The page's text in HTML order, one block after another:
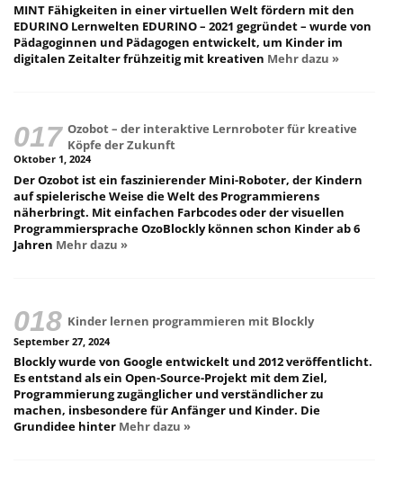
MINT Fähigkeiten in einer virtuellen Welt fördern mit den
EDURINO Lernwelten EDURINO – 2021 gegründet – wurde von
Pädagoginnen und Pädagogen entwickelt, um Kinder im
digitalen Zeitalter frühzeitig mit kreativen Mehr dazu »
Ozobot – der interaktive Lernroboter für kreative
Köpfe der Zukunft
Oktober 1, 2024
Der Ozobot ist ein faszinierender Mini-Roboter, der Kindern
auf spielerische Weise die Welt des Programmierens
näherbringt. Mit einfachen Farbcodes oder der visuellen
Programmiersprache OzoBlockly können schon Kinder ab 6
Jahren Mehr dazu »
Kinder lernen programmieren mit Blockly
September 27, 2024
Blockly wurde von Google entwickelt und 2012 veröffentlicht.
Es entstand als ein Open-Source-Projekt mit dem Ziel,
Programmierung zugänglicher und verständlicher zu
machen, insbesondere für Anfänger und Kinder. Die
Grundidee hinter Mehr dazu »